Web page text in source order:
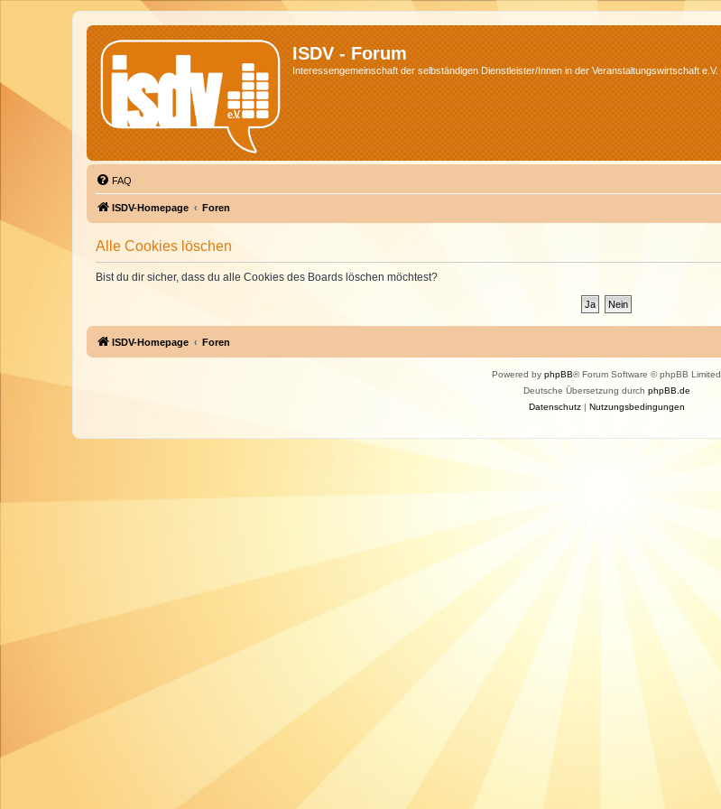
ISDV - Forum
Interessengemeinschaft der selbständigen Dienstleister/Innen in der Veranstaltungswirtschaft e.V.
FAQ
ISDV-Homepage Foren
Alle Cookies löschen
Bist du dir sicher, dass du alle Cookies des Boards löschen möchtest?
ISDV-Homepage Foren
Powered by phpBB® Forum Software © phpBB Limited
Deutsche Übersetzung durch phpBB.de
Datenschutz| Nutzungsbedingungen